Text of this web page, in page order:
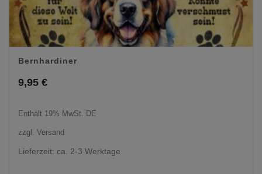
Bernhardiner
9,95 €
Enthält 19% MwSt. DE
zzgl. Versand
Lieferzeit: ca. 2-3 Werktage